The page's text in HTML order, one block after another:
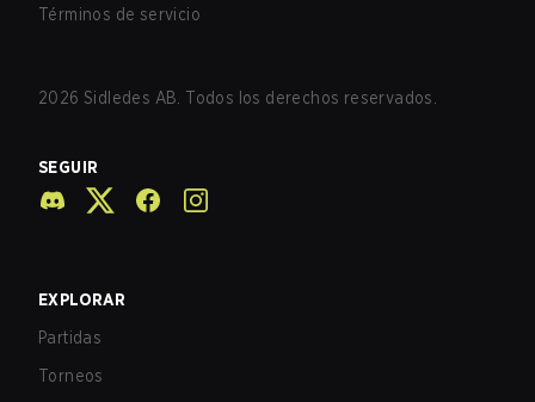
Términos de servicio
2026 Sidledes AB. Todos los derechos reservados.
SEGUIR
EXPLORAR
Partidas
Torneos